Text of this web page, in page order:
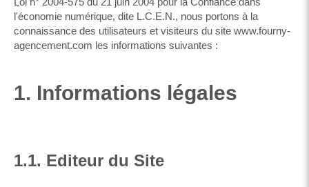
l'économie numérique, dite L.C.E.N., nous portons à la
connaissance des utilisateurs et visiteurs du site www.fourny-
agencement.com les informations suivantes :
1. Informations légales
1.1. Editeur du Site